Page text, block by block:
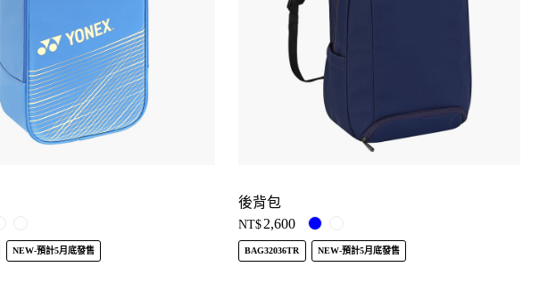
NEW-預計5月底發售
後背包
NT$ 2,600
BAG32036TR NEW-預計5月底發售